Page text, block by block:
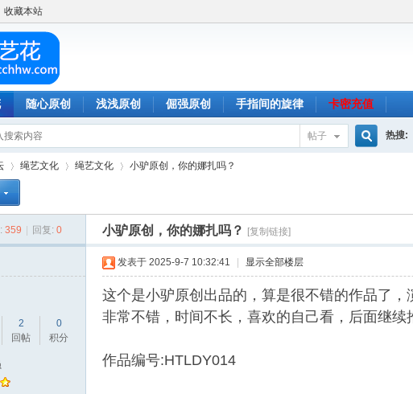
收藏本站
随心原创 浅浅原创 倔强原创 手指间的旋律 卡密充值
帖子 热搜:
›
绳艺文化
›
绳艺文化
›
小驴原创，你的娜扎吗？
359 回复: 0 小驴原创，你的娜扎吗？ [复制链接]
2
回帖
0
积分
发表于 2025-9-7 10:32:41 显示全部楼层
这个是小驴原创出品的，算是很不错的作品了
非常不错，时间不长，喜欢的自己看，后面继续
作品编号:HTLDY014